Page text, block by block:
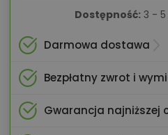
Dostępność: 3 -
Darmowa dostawa
Bezpłatny zwrot i
Gwarancja najniższej